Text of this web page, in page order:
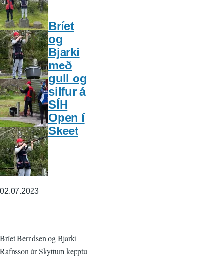
Bríet
og
Bjarki
með
gull og
silfur á
SÍH
Open í
Skeet
02.07.2023
Bríet Berndsen og Bjarki
Rafnsson úr Skyttum kepptu